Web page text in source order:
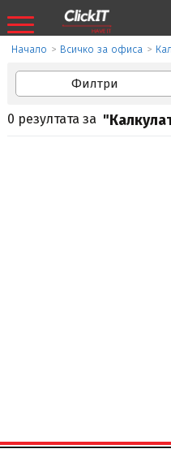
Начало > Всичко за офиса >
Филтри
0 резултата за